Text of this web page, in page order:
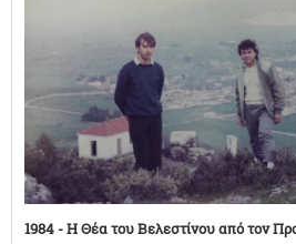
1984 - Η Θέα του Βελεστίνου από τον